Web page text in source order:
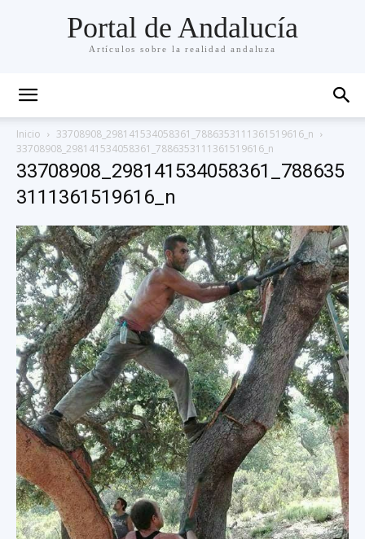
Portal de Andalucía
Artículos sobre la realidad andaluza
Inicio
33708908_298141534058361_7886353111361519616_n
33708908_298141534058361_7886353111361519616_n
33708908_298141534058361_788635
3111361519616_n